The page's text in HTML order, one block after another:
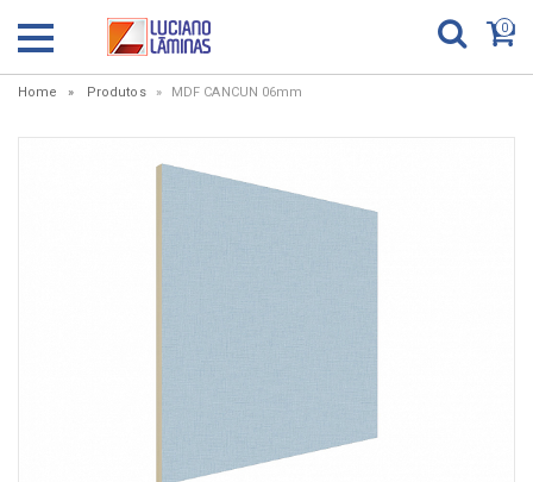
0
Home Produtos MDF CANCUN 06mm